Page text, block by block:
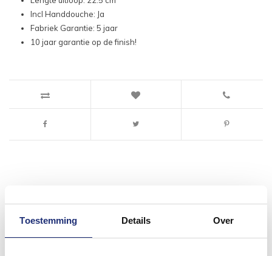
Toestemming Details Over
Incl Handdouche: Ja
Fabriek Garantie: 5 jaar
10 jaar garantie op de finish!
#mijndroombadkamer
Wij geloven in de kracht van delen. Deel jouw
badkamer op Instagram met #mijndroombadkamer